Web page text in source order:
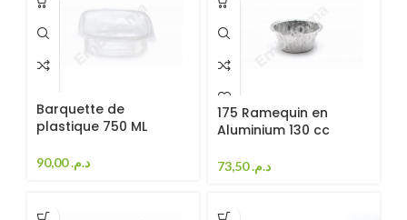
Barquette de
plastique 750 ML
د.م.90,00
175 Ramequin en
Aluminium 130 cc
د.م.73,50